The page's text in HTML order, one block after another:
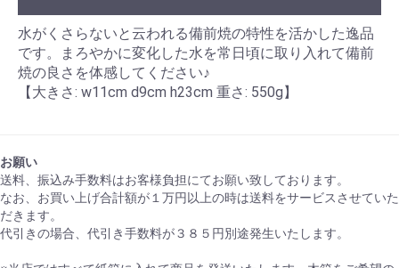
水がくさらないと云われる備前焼の特性を活かした逸品
です。まろやかに変化した水を常日頃に取り入れて備前
焼の良さを体感してください♪
【大きさ: w11cm d9cm h23cm 重さ: 550g】
お願い
送料、振込み手数料はお客様負担にてお願い致しております。
なお、お買い上げ合計額が１万円以上の時は送料をサービスさせていた
だきます。
代引きの場合、代引き手数料が３８５円別途発生いたします。